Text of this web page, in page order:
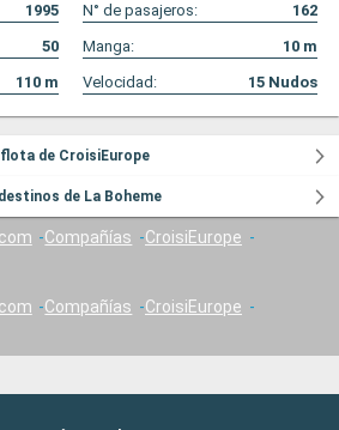
1995 N° de pasajeros:
162
50 Manga: 10 m
110 m Velocidad: 15 Nudos
flota de CroisiEurope
de La Boheme
Compañías
CroisiEurope
Compañías
CroisiEurope